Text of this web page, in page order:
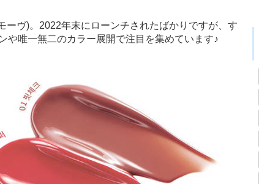
ーヴ)。2022年末にローンチされたばかりですが、す
や唯一無二のカラー展開で注目を集めています♪